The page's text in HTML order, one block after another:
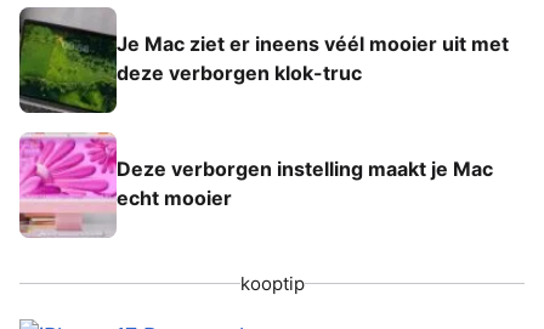
Je Mac ziet er ineens véél mooier uit met
deze verborgen klok-truc
Deze verborgen instelling maakt je Mac
echt mooier
kooptip